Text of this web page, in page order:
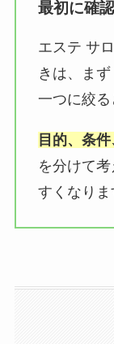
最初に確
エステ サ
きは、ま
一つに絞る
目的、条
を分けて
すくなりま